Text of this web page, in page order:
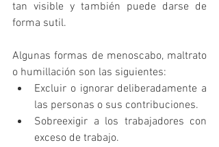
tan visible y también puede darse de
forma sutil.
Algunas formas de menoscabo, maltrato
o humillación son las siguientes:
Excluir o ignorar deliberadamente a
las personas o sus contribuciones.
Sobreexigir a los trabajadores con
exceso de trabajo.